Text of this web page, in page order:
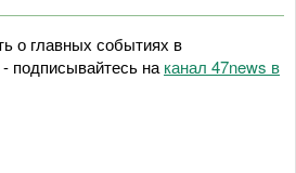
о главных событиях в
подписывайтесь на канал 47news в